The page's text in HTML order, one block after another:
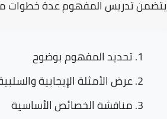
يتضمن تدريس المفهوم عدة خطوات
تحديد المفهوم بوضوح
عرض الأمثلة الإيجابية
مناقشة الخصائص الأساسية